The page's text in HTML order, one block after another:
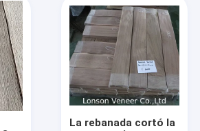
La rebanada cortó la